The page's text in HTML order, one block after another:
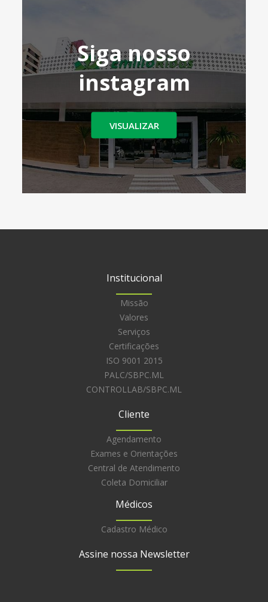
Siga nosso
instagram
VISUALIZAR
Institucional
Missão
Valores
Serviços
Certificações
ISO 9001 2015
PALC/SBPC.ML
CONTROLLAB/SBPC.ML
Cliente
Agendamento
Exames e Orientações
Central de Atendimento
Coleta Domiciliar
Médicos
Cadastro Médico
Assine nossa Newsletter